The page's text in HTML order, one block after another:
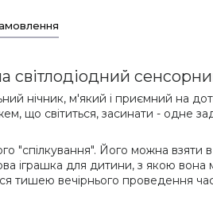
нічник, м'який і приємний на
що світиться, засинати - одне
Його можна взяти
іграшка для дитини, з якою вона
тишею вечірнього проведення